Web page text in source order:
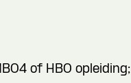
of HBO opleiding;